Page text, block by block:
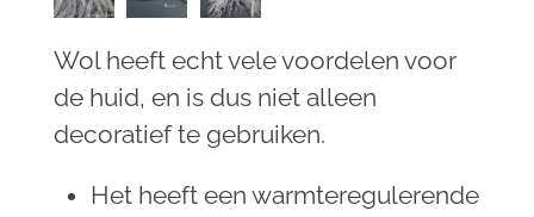
Wol heeft echt vele voordelen voor
de huid, en is dus niet alleen
decoratief te gebruiken.
Het heeft een warmteregulerende